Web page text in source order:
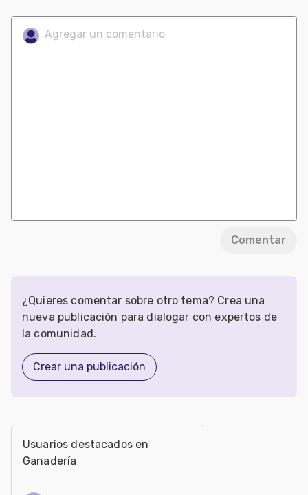
Comentar
¿Quieres comentar sobre otro tema? Crea una
nueva publicación para dialogar con expertos de
la comunidad.
Crear una publicación
Usuarios destacados en
Ganadería